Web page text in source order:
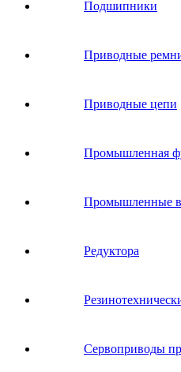
Подшипники
Приводные
Приводные цепи
Промышленная
Промышленные
Редуктора
Сервоприводы